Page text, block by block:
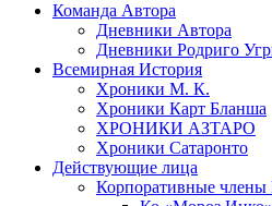
Команда Автора
Дневники Автора
Дневники Родриго
Всемирная История
Хроники М. К.
Хроники Карт Бланша
ХРОНИКИ АЗТАРО
Хроники Сатаронто
Действующие лица
Корпоративные